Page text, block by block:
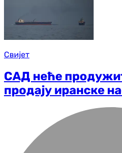
Свијет
САД неће
продају иранске